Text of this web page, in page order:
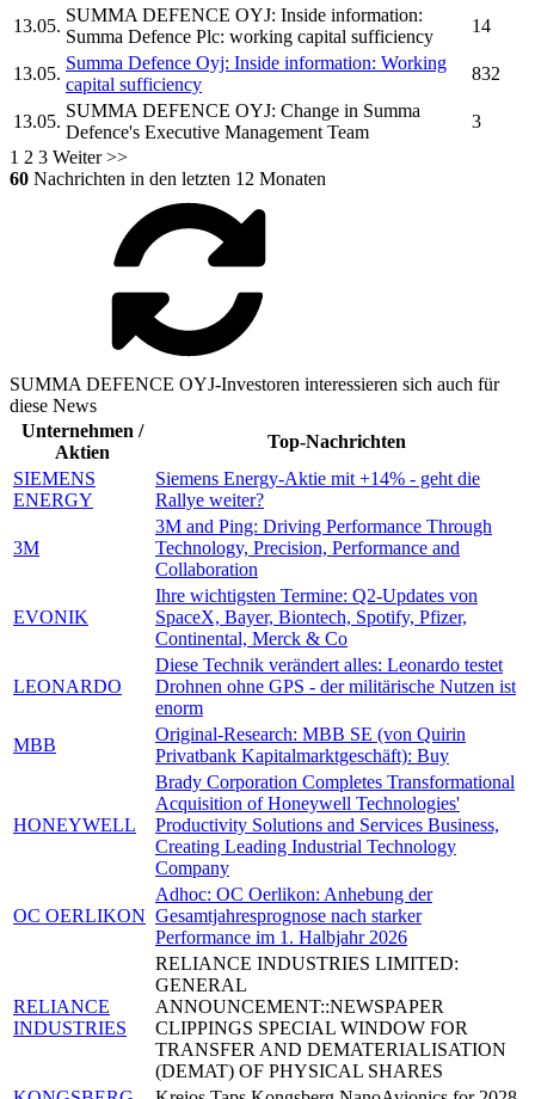
13.05.
SUMMA DEFENCE OYJ: Inside information:
Summa Defence Plc: working capital sufficiency
14
13.05.
Summa Defence Oyj: Inside information: Working
capital sufficiency
832
13.05.
SUMMA DEFENCE OYJ: Change in Summa
Defence's Executive Management Team
3
1 2 3 Weiter >>
60 Nachrichten in den letzten 12 Monaten
SUMMA DEFENCE OYJ-Investoren interessieren sich auch für
diese News
Unternehmen /
Aktien
Top-Nachrichten
SIEMENS
ENERGY
Siemens Energy-Aktie mit +14% - geht die
Rallye weiter?
3M
3M and Ping: Driving Performance Through
Technology, Precision, Performance and
Collaboration
EVONIK
Ihre wichtigsten Termine: Q2-Updates von
SpaceX, Bayer, Biontech, Spotify, Pfizer,
Continental, Merck & Co
LEONARDO
Diese Technik verändert alles: Leonardo testet
Drohnen ohne GPS - der militärische Nutzen ist
enorm
MBB
Original-Research: MBB SE (von Quirin
Privatbank Kapitalmarktgeschäft): Buy
HONEYWELL
Brady Corporation Completes Transformational
Acquisition of Honeywell Technologies'
Productivity Solutions and Services Business,
Creating Leading Industrial Technology
Company
OC OERLIKON
Adhoc: OC Oerlikon: Anhebung der
Gesamtjahresprognose nach starker
Performance im 1. Halbjahr 2026
RELIANCE
INDUSTRIES
RELIANCE INDUSTRIES LIMITED:
GENERAL
ANNOUNCEMENT::NEWSPAPER
CLIPPINGS SPECIAL WINDOW FOR
TRANSFER AND DEMATERIALISATION
(DEMAT) OF PHYSICAL SHARES